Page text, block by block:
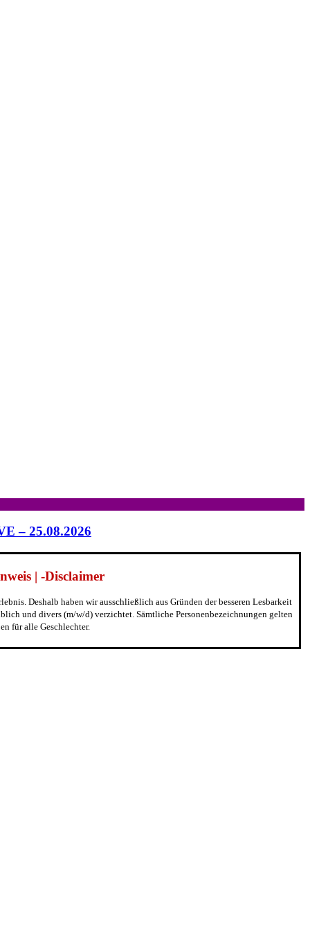
– 25.08.2026
| -Disclaimer
Deshalb haben wir ausschließlich aus Gründen der besseren Lesbarkeit
und divers (m/w/d) verzichtet. Sämtliche Personenbezeichnungen gelten
für alle Geschlechter.